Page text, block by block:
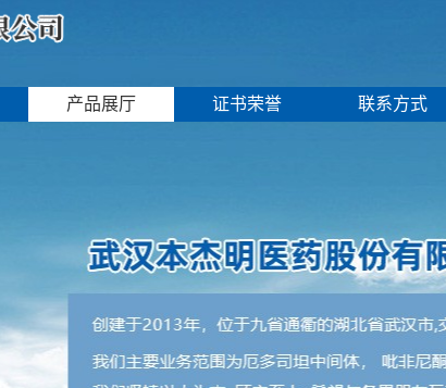
产品展厅 证书荣誉 联系方式